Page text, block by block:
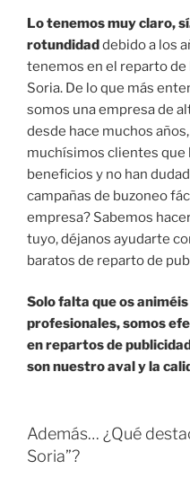
Lo tenemos muy claro,
rotundidaddebido a los
tenemos en el reparto
Soria. De lo que más
somos una empresa de
desde hace muchos
muchísimos clientes que
beneficios y no han
campañas de buzoneo
empresa? Sabemos
tuyo, déjanos ayudarte
baratos de reparto de
Solo falta que os
profesionales, somos
en repartos de
son nuestro aval y la
Además… ¿Qué
Soria”?